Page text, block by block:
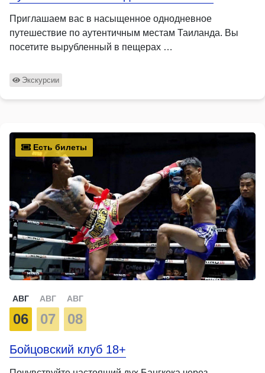
Приглашаем вас в насыщенное однодневное
путешествие по аутентичным местам Таиланда. Вы
посетите вырубленный в пещерах …
Экскурсии
Есть билеты
АВГ
06
АВГ
07
АВГ
08
Бойцовский клуб 18+